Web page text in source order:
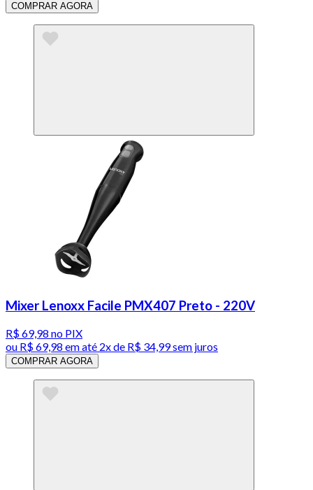
COMPRAR AGORA
Mixer Lenoxx Facile PMX407 Preto - 220V
R$ 69,98 no PIX
ou R$ 69,98 em até 2x de R$ 34,99 sem juros
COMPRAR AGORA